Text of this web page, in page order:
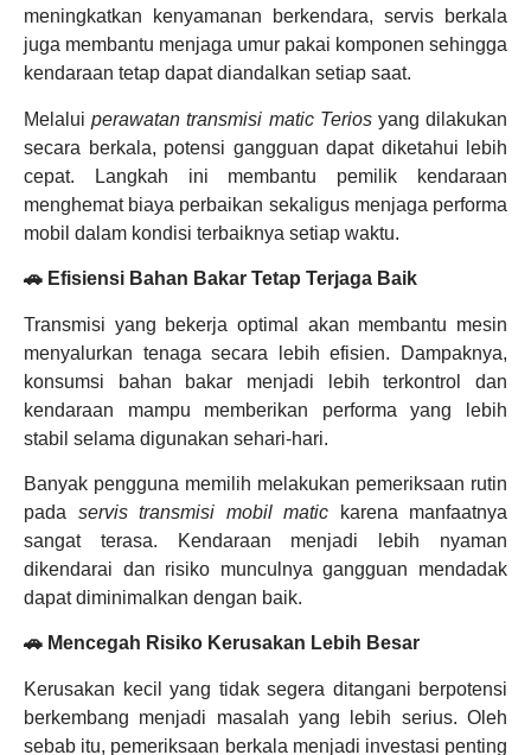
meningkatkan kenyamanan berkendara, servis berkala
juga membantu menjaga umur pakai komponen sehingga
kendaraan tetap dapat diandalkan setiap saat.
Melaluiperawatan transmisi matic Teriosyang dilakukan
secara berkala, potensi gangguan dapat diketahui lebih
cepat. Langkah ini membantu pemilik kendaraan
menghemat biaya perbaikan sekaligus menjaga performa
mobil dalam kondisi terbaiknya setiap waktu.
🚗 Efisiensi Bahan Bakar Tetap Terjaga Baik
Transmisi yang bekerja optimal akan membantu mesin
menyalurkan tenaga secara lebih efisien. Dampaknya,
konsumsi bahan bakar menjadi lebih terkontrol dan
kendaraan mampu memberikan performa yang lebih
stabil selama digunakan sehari-hari.
Banyak pengguna memilih melakukan pemeriksaan rutin
pada servis transmisi mobil matic karena manfaatnya
sangat terasa. Kendaraan menjadi lebih nyaman
dikendarai dan risiko munculnya gangguan mendadak
dapat diminimalkan dengan baik.
🚗 Mencegah Risiko Kerusakan Lebih Besar
Kerusakan kecil yang tidak segera ditangani berpotensi
berkembang menjadi masalah yang lebih serius. Oleh
sebab itu, pemeriksaan berkala menjadi investasi penting